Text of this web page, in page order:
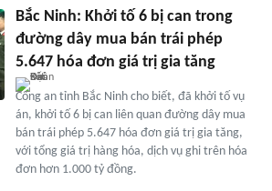
Bắc Ninh: Khởi tố 6 bị can trong
đường dây mua bán trái phép
5.647 hóa đơn giá trị gia tăng
Công an tỉnh Bắc Ninh cho biết, đã khởi tố vụ
án, khởi tố 6 bị can liên quan đường dây mua
bán trái phép 5.647 hóa đơn giá trị gia tăng,
với tổng giá trị hàng hóa, dịch vụ ghi trên hóa
đơn hơn 1.000 tỷ đồng.